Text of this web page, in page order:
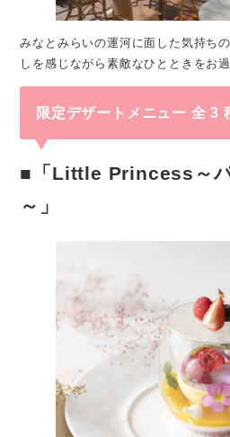
みなとみらいの運河に面した気持ち
しを感じながら素敵なひとときをお
限定デザートメニュー 全 3
■「Little Princess～
～」